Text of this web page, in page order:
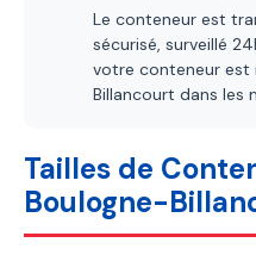
Le conteneur est
sécurisé, surveillé
votre conteneur est
Billancourt dans les
Tailles de
Boulogne-